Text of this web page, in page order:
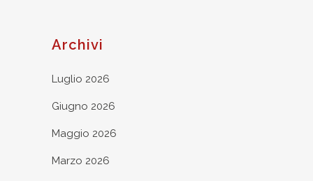
Archivi
Luglio 2026
Giugno 2026
Maggio 2026
Marzo 2026